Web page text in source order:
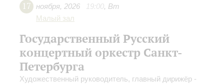
17 ноября, 2026 19:00, Вт
Малый зал
Государственный Русский
концертный оркестр Санкт-
Петербурга
Художественный руководитель, главный дирижёр -